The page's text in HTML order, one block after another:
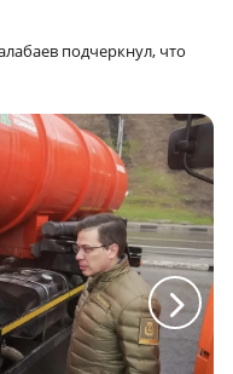
подчеркнул, что
a